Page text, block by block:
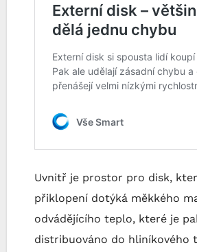
Uvnitř je prostor pro disk,
přiklopení dotýká měkkého
odvádějícího teplo, které je
distribuováno do hliníkového